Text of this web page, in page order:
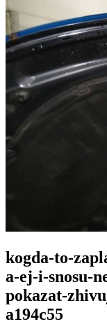
kogda-to-
a-ej-i-snosu-
pokazat-
a194c55